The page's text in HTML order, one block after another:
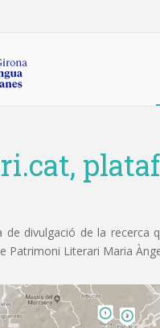
de divulgació de la recerca
Patrimoni Literari Maria